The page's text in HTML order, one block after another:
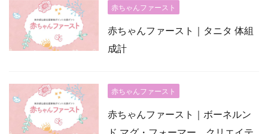
赤ちゃんファースト
赤ちゃんファースト｜タニタ 体組
成計
赤ちゃんファースト
赤ちゃんファースト｜ボーネルン